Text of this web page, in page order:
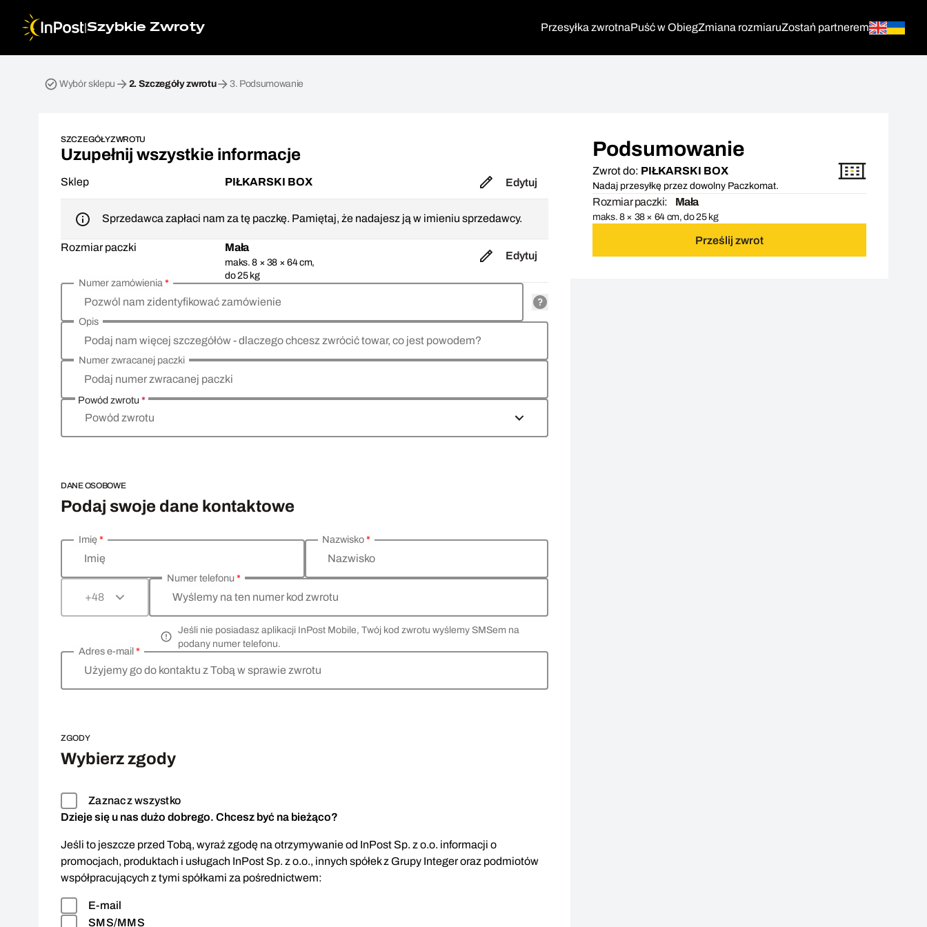
|Szybkie Zwroty Przesyłka zwrotnaPuść w ObiegZmiana rozmiaruZostań partnerem
Wybór sklepu 2. Szczegóły zwrotu 3. Podsumowanie
SZCZEGÓŁY ZWROTU
Uzupełnij wszystkie informacje
Sklep PIŁKARSKI BOX Edytuj
Sprzedawca zapłaci nam za tę paczkę. Pamiętaj, że nadajesz ją w imieniu sprzedawcy.
Rozmiar paczki Mała
maks. 8 × 38 × 64 cm,
do 25 kg
Edytuj
Pozwól nam zidentyfikować zamówienie
Numer zamówienia*
Podaj nam więcej szczegółów - dlaczego chcesz zwrócić towar, co jest powodem?
Opis
Podaj numer zwracanej paczki
Numer zwracanej paczki
Powód zwrotu*
Powód zwrotu
DANE OSOBOWE
Podaj swoje dane kontaktowe
Wprowadź swoje dane osobowe
Imię
Imię*
Nazwisko
Nazwisko*
+48 Wyślemy na ten numer kod zwrotu
Numer telefonu *
Jeśli nie posiadasz aplikacji InPost Mobile, Twój kod zwrotu wyślemy SMSem na
podany numer telefonu.
Użyjemy go do kontaktu z Tobą w sprawie zwrotu
Adres e-mail *
ZGODY
Wybierz zgody
Zaznacz wszystko
Dzieje się u nas dużo dobrego. Chcesz być na bieżąco?
Jeśli to jeszcze przed Tobą, wyraź zgodę na otrzymywanie od InPost Sp. z o.o. informacji o
promocjach, produktach i usługach InPost Sp. z o.o., innych spółek z Grupy Integer oraz podmiotów
współpracujących z tymi spółkami za pośrednictwem:
E-mail
SMS/MMS
Podsumowanie
Zwrot do: PIŁKARSKI BOX
Nadaj przesyłkę przez dowolny Paczkomat.
Rozmiar paczki: Mała
maks. 8 × 38 × 64 cm, do 25 kg
Prześlij zwrot